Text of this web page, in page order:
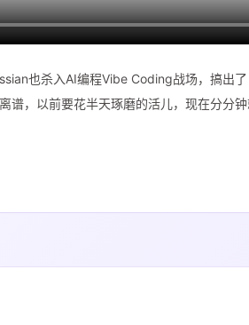
也杀入AI编程Vibe Coding战场，搞出
，以前要花半天琢磨的活儿，现在分分钟